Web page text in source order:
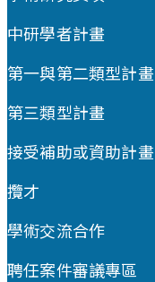
中研學者計畫
第一與第二類型計畫
第三類型計畫
接受補助或資助計畫
攬才
學術交流合作
聘任案件審議專區